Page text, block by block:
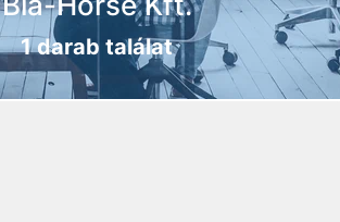
1 darab találat